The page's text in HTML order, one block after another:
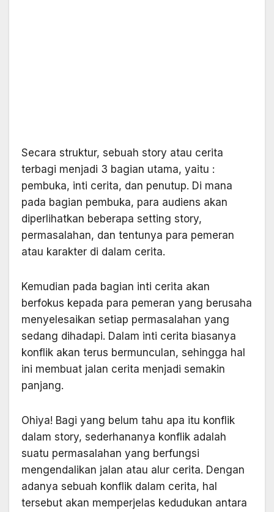
Secara struktur, sebuah story atau cerita
terbagi menjadi 3 bagian utama, yaitu :
pembuka, inti cerita, dan penutup. Di mana
pada bagian pembuka, para audiens akan
diperlihatkan beberapa setting story,
permasalahan, dan tentunya para pemeran
atau karakter di dalam cerita.
Kemudian pada bagian inti cerita akan
berfokus kepada para pemeran yang berusaha
menyelesaikan setiap permasalahan yang
sedang dihadapi. Dalam inti cerita biasanya
konflik akan terus bermunculan, sehingga hal
ini membuat jalan cerita menjadi semakin
panjang.
Ohiya! Bagi yang belum tahu apa itu konflik
dalam story, sederhananya konflik adalah
suatu permasalahan yang berfungsi
mengendalikan jalan atau alur cerita. Dengan
adanya sebuah konflik dalam cerita, hal
tersebut akan memperjelas kedudukan antara